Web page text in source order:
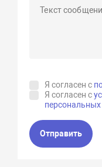
Я согласен с
Я согласен с
Отправить